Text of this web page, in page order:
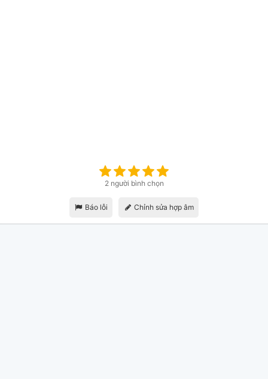
2 người bình chọn
Báo lỗi Chỉnh sửa hợp âm